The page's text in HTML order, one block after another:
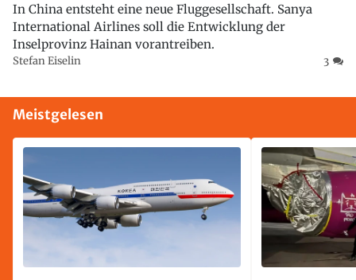
In China entsteht eine neue Fluggesellschaft. Sanya
International Airlines soll die Entwicklung der
Inselprovinz Hainan vorantreiben.
Stefan Eiselin 3
Meistgelesen